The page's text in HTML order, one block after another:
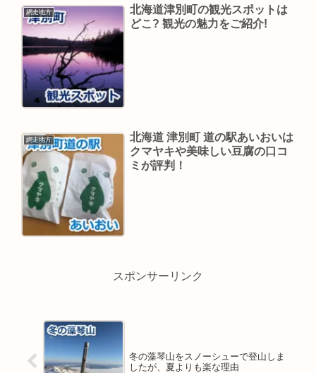
網走地方
北海道津別町の観光スポットは
どこ? 観光の魅力をご紹介!
網走地方
北海道 津別町 道の駅あいおいは
クマヤキや美味しい豆腐の口コ
ミが評判！
スポンサーリンク
冬の藻琴山をスノーシューで登山しま
したが、夏よりも楽な理由